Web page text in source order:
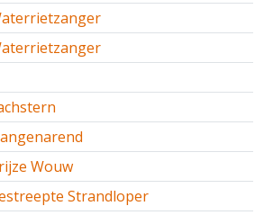
Wouw
Strandloper